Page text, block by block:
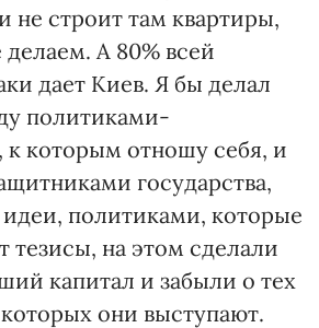
не строит там квартиры,
А 80% всей
дает Киев. Я бы делал
политиками-
к которым отношу себя, и
государства,
политиками, которые
тезисы, на этом сделали
капитал и забыли о тех
они выступают.